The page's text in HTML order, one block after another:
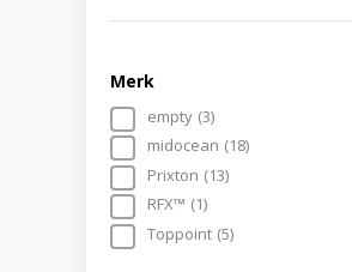
Merk
empty (3)
midocean (18)
Prixton (13)
RFX™ (1)
Toppoint (5)